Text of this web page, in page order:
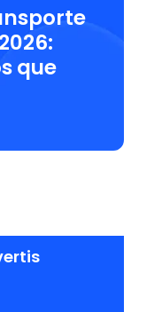
que